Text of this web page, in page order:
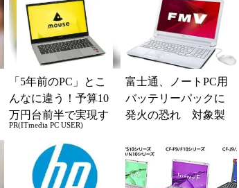
性
「5年前のPC」とこ
んなに違う！予算10
万円台前半で実現す
る快適PCライフ
PR(ITmedia PC USER)
富士通、ノートPC用
バッテリーパックに
発火の恐れ 対象製